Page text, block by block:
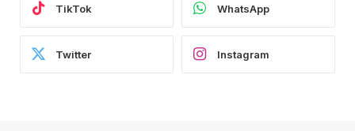
TikTok WhatsApp
Twitter Instagram